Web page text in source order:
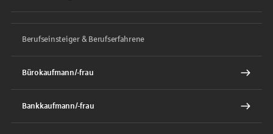
Berufseinsteiger & Berufserfahrene
Bürokaufmann/-frau
Bankkaufmann/-frau